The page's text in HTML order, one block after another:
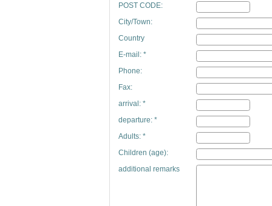
POST CODE:
City/Town:
Country
E-mail: *
Phone:
Fax:
arrival: *
departure: *
Adults: *
Children (age):
additional remarks